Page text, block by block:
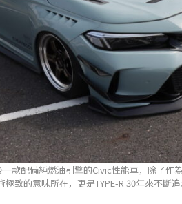
款配備純燃油引擎的Civic性能車，除了
極致的意味所在，更是TYPE-R 30年來不斷